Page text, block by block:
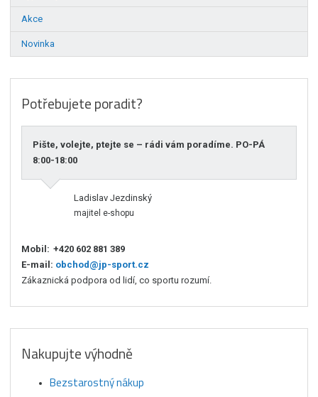
Akce
Novinka
Potřebujete poradit?
Pište, volejte, ptejte se – rádi vám poradíme. PO-PÁ
8:00-18:00
Ladislav Jezdinský
majitel e-shopu
Mobil: +420 602 881 389
E-mail: obchod@jp-sport.cz
Zákaznická podpora od lidí, co sportu rozumí.
Nakupujte výhodně
Bezstarostný nákup